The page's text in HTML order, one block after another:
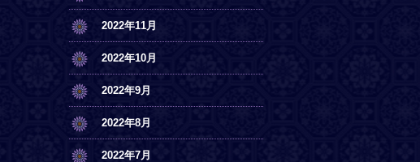
2022年11月
2022年10月
2022年9月
2022年8月
2022年7月